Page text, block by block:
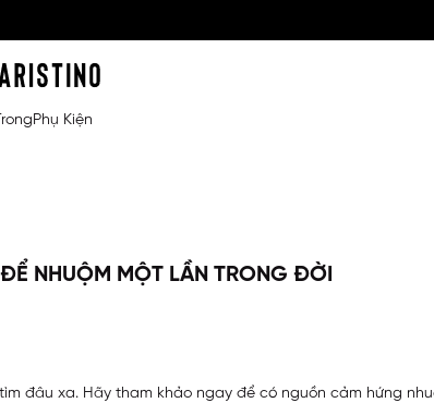
Phụ Kiện
NHUỘM MỘT LẦN TRONG ĐỜI
đâu xa. Hãy tham khảo ngay để có nguồn cảm hứng